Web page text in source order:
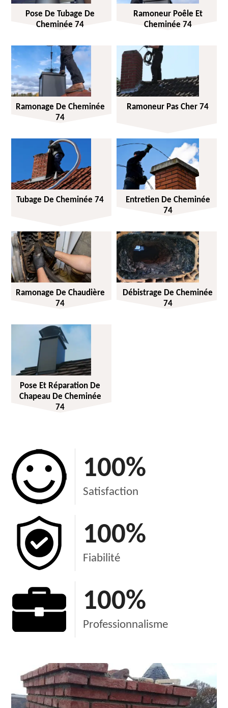
Pose De Tubage De
Cheminée 74
Ramoneur Poêle Et
Cheminée 74
Ramonage De Cheminée
74
Ramoneur Pas Cher 74
Tubage De Cheminée 74
Entretien De Cheminée
74
Ramonage De Chaudière
74
Débistrage De Cheminée
74
Pose Et Réparation De
Chapeau De Cheminée
74
100%
Satisfaction
100%
Fiabilité
100%
Professionnalisme